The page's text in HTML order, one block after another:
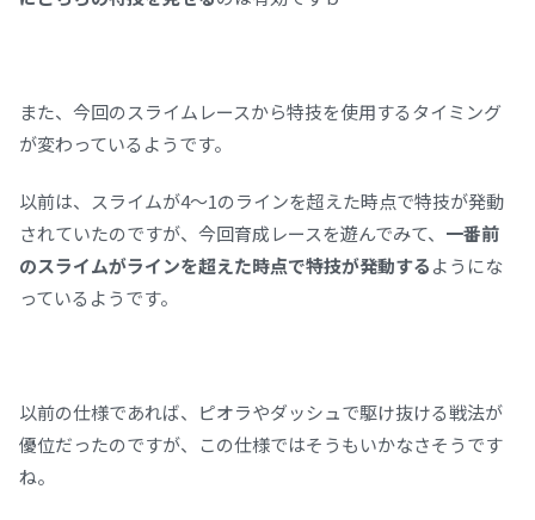
また、今回のスライムレースから特技を使用するタイミング
が変わっているようです。
以前は、スライムが4～1のラインを超えた時点で特技が発動
されていたのですが、今回育成レースを遊んでみて、 一番前
のスライムがラインを超えた時点で特技が発動するようにな
っているようです。
以前の仕様であれば、ピオラやダッシュで駆け抜ける戦法が
優位だったのですが、この仕様ではそうもいかなさそうです
ね。